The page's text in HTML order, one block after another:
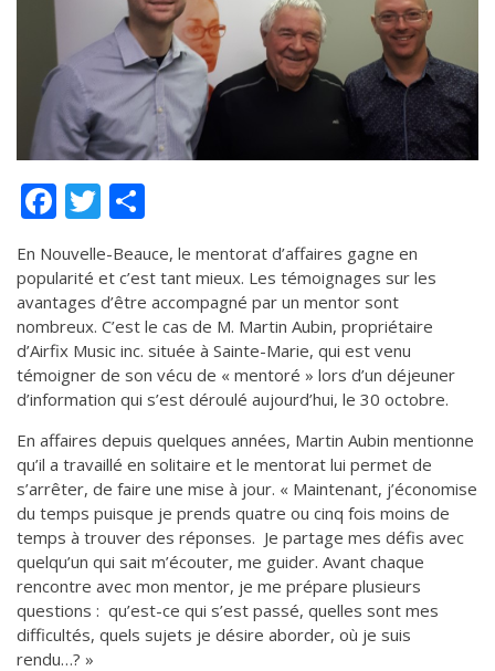
de solidarité
Futurpreneur
Toile entrepreneuriale Nouvelle-
Beauce
Événements et formations
Facebook
Twitter
En Nouvelle-Beauce, le mentorat d’affaires gagne en
popularité et c’est tant mieux. Les témoignages sur les
avantages d’être accompagné par un mentor sont
nombreux. C’est le cas de M. Martin Aubin, propriétaire
d’Airfix Music inc. située à Sainte-Marie, qui est venu
témoigner de son vécu de « mentoré » lors d’un déjeuner
d’information qui s’est déroulé aujourd’hui, le 30 octobre.
En affaires depuis quelques années, Martin Aubin mentionne
qu’il a travaillé en solitaire et le mentorat lui permet de
s’arrêter, de faire une mise à jour. « Maintenant, j’économise
du temps puisque je prends quatre ou cinq fois moins de
temps à trouver des réponses. Je partage mes défis avec
quelqu’un qui sait m’écouter, me guider. Avant chaque
rencontre avec mon mentor, je me prépare plusieurs
questions : qu’est-ce qui s’est passé, quelles sont mes
difficultés, quels sujets je désire aborder, où je suis
rendu…? »